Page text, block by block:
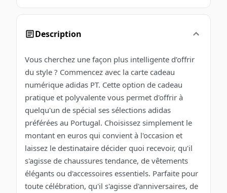
Description
Vous cherchez une façon plus intelligente d’offrir
du style ? Commencez avec la carte cadeau
numérique adidas PT. Cette option de cadeau
pratique et polyvalente vous permet d'offrir à
quelqu'un de spécial ses sélections adidas
préférées au Portugal. Choisissez simplement le
montant en euros qui convient à l'occasion et
laissez le destinataire décider quoi recevoir, qu'il
s'agisse de chaussures tendance, de vêtements
élégants ou d'accessoires essentiels. Parfaite pour
toute célébration, qu'il s'agisse d'anniversaires, de